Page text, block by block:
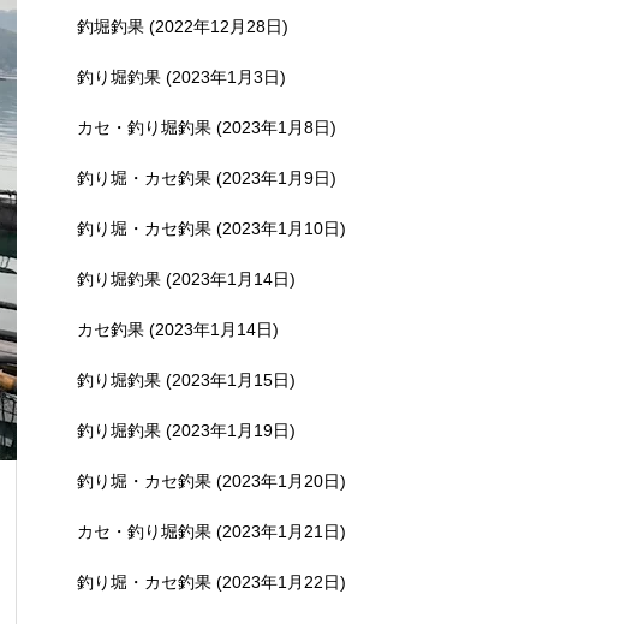
釣堀釣果 (2022年12月28日)
釣り堀釣果 (2023年1月3日)
カセ・釣り堀釣果 (2023年1月8日)
釣り堀・カセ釣果 (2023年1月9日)
釣り堀・カセ釣果 (2023年1月10日)
釣り堀釣果 (2023年1月14日)
カセ釣果 (2023年1月14日)
釣り堀釣果 (2023年1月15日)
釣り堀釣果 (2023年1月19日)
釣り堀・カセ釣果 (2023年1月20日)
カセ・釣り堀釣果 (2023年1月21日)
釣り堀・カセ釣果 (2023年1月22日)